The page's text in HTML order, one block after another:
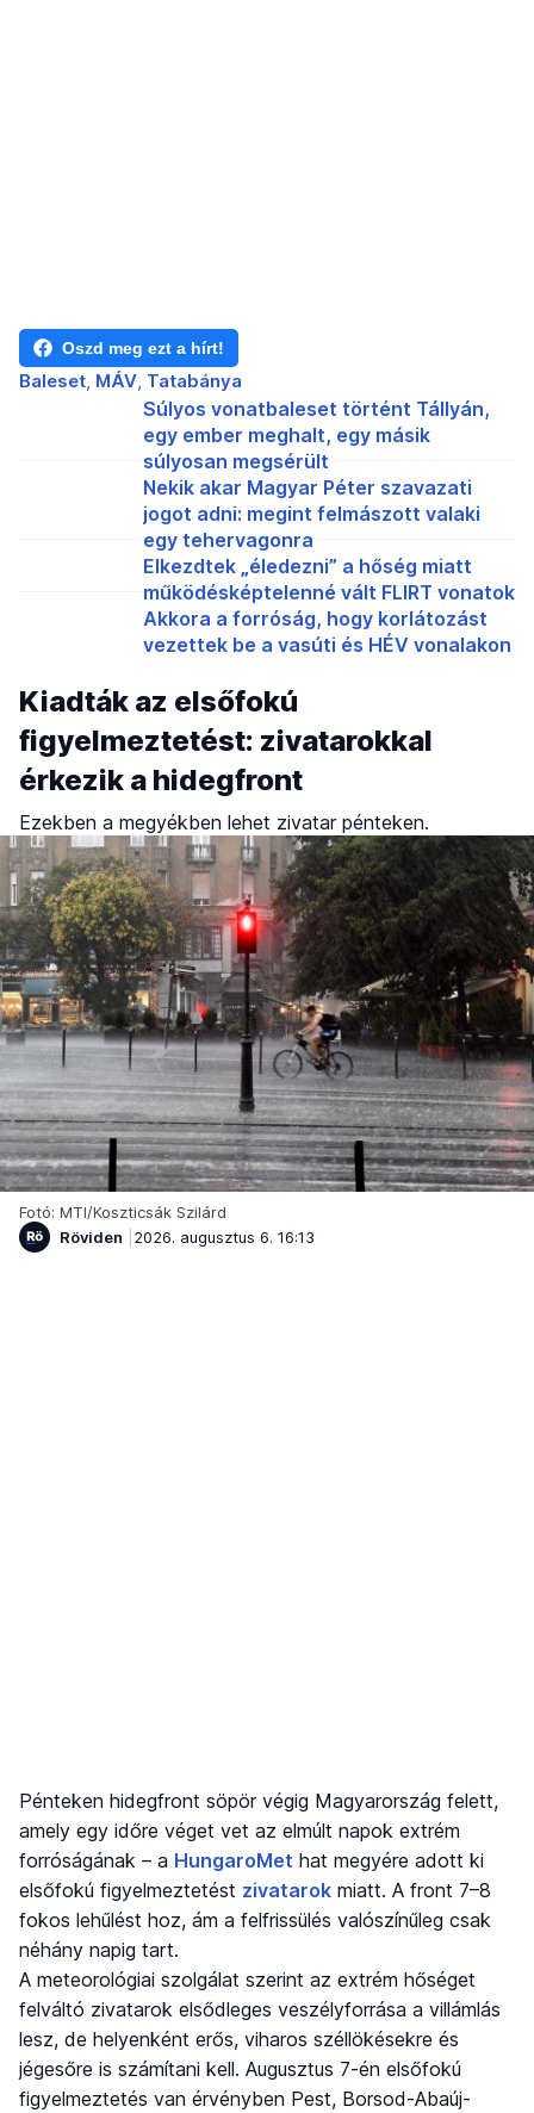
Oszd meg ezt a hírt!
Baleset MÁV Tatabánya
Súlyos vonatbaleset történt Tállyán,
egy ember meghalt, egy másik
súlyosan megsérült
Nekik akar Magyar Péter szavazati
jogot adni: megint felmászott valaki
egy tehervagonra
Elkezdtek „éledezni” a hőség miatt
működésképtelenné vált FLIRT vonatok
Akkora a forróság, hogy korlátozást
vezettek be a vasúti és HÉV vonalakon
Kiadták az elsőfokú
figyelmeztetést: zivatarokkal
érkezik a hidegfront
Ezekben a megyékben lehet zivatar pénteken.
Fotó: MTI/Koszticsák Szilárd
Röviden
2026. augusztus 6. 16:13
Pénteken hidegfront söpör végig Magyarország felett,
amely egy időre véget vet az elmúlt napok extrém
forróságának – a HungaroMet hat megyére adott ki
elsőfokú figyelmeztetést zivatarok miatt. A front 7–8
fokos lehűlést hoz, ám a felfrissülés valószínűleg csak
néhány napig tart.
A meteorológiai szolgálat szerint az extrém hőséget
felváltó zivatarok elsődleges veszélyforrása a villámlás
lesz, de helyenként erős, viharos széllökésekre és
jégesőre is számítani kell. Augusztus 7-én elsőfokú
figyelmeztetés van érvényben Pest, Borsod-Abaúj-